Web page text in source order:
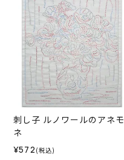
刺し子 ルノワールのアネモ
ネ
¥572 (税込)